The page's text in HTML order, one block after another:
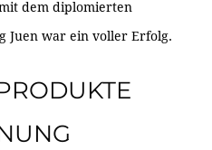
dem diplomierten
Juen war ein voller Erfolg.